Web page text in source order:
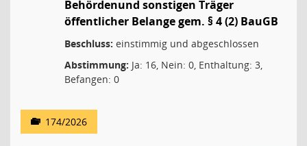
Behördenund sonstigen Träger
öffentlicher Belange gem. § 4 (2) BauGB
Beschluss: einstimmig und abgeschlossen
Abstimmung: Ja: 16, Nein: 0, Enthaltung: 3,
Befangen: 0
174/2026